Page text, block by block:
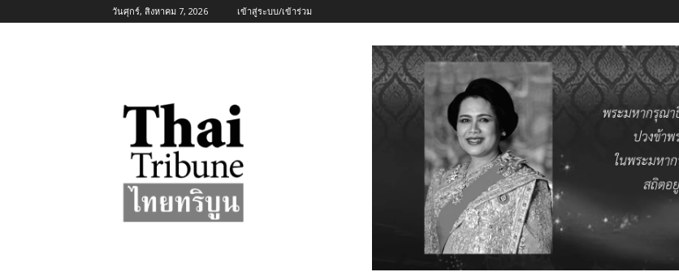
วันศุกร์, สิงหาคม 7, 2026 เข้าสู่ระบบ/เข้าร่วม